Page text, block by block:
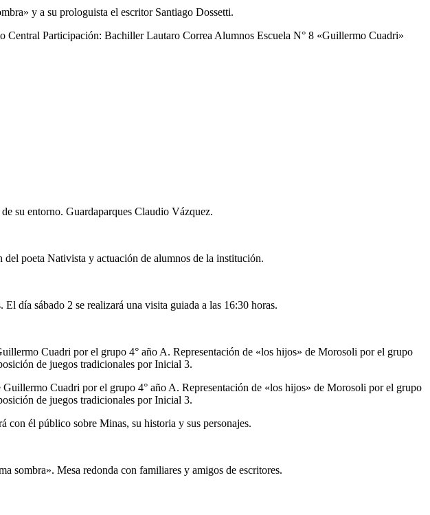
y a su prologuista el escritor Santiago Dossetti.
Participación: Bachiller Lautaro Correa Alumnos Escuela N° 8 «Guillermo Cuadri»
su entorno. Guardaparques Claudio Vázquez.
poeta Nativista y actuación de alumnos de la institución.
día sábado 2 se realizará una visita guiada a las 16:30 horas.
Cuadri por el grupo 4° año A. Representación de «los hijos» de Morosoli por el grupo
de juegos tradicionales por Inicial 3.
Cuadri por el grupo 4° año A. Representación de «los hijos» de Morosoli por el grupo
de juegos tradicionales por Inicial 3.
con él público sobre Minas, su historia y sus personajes.
sombra». Mesa redonda con familiares y amigos de escritores.